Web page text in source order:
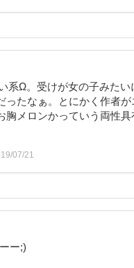
系Ω。受けが女の子みた
ったなぁ。とにかく作者
メロンかっていう両性
07/21
ー;)